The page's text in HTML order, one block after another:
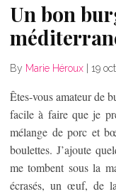
Un bon
By Marie Héroux 19
Êtes-vous amateur de
facile à faire que je
mélange de porc et
boulettes. J’ajoute
me tombent sous la
écrasés, un œuf, de